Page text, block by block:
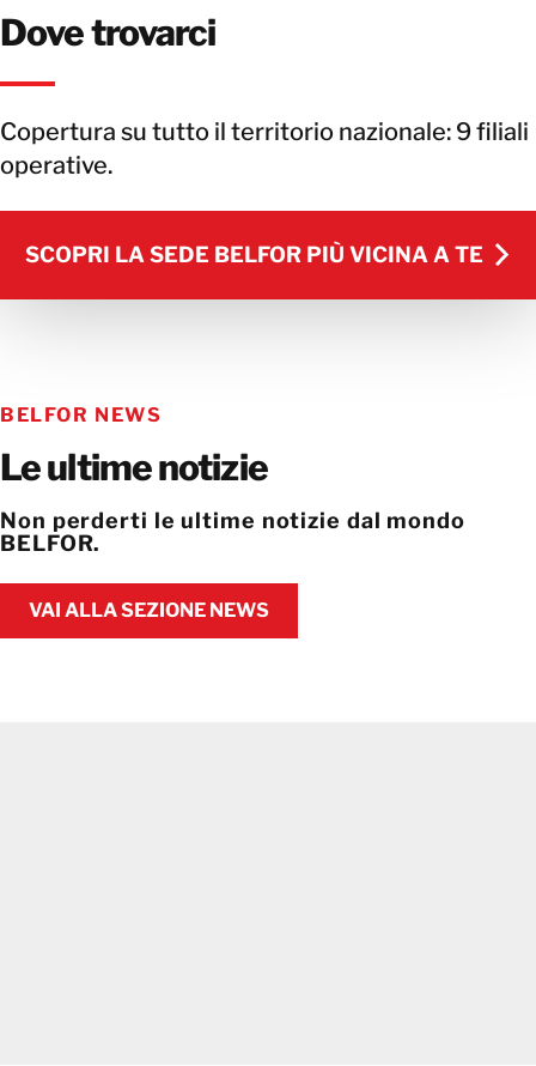
Dove trovarci
Copertura su tutto il territorio nazionale: 9 filiali
operative.
SCOPRI LA SEDE BELFOR PIÙ VICINA A TE
BELFOR NEWS
Le ultime notizie
Non perderti le ultime notizie dal mondo
BELFOR.
VAI ALLA SEZIONE NEWS